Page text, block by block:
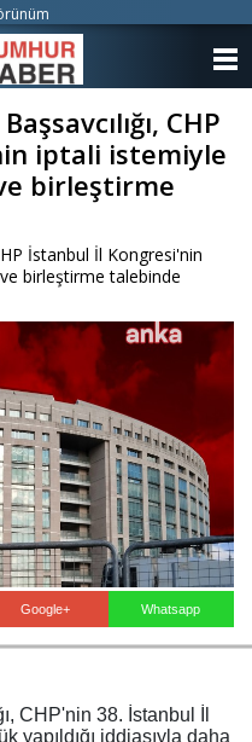
CHP
iptali istemiyle
birleştirme
İstanbul İl Kongresi'nin
birleştirme talebinde
Google+ Whatsapp
CHP'nin 38. İstanbul İl
yapıldığı iddiasıyla daha
KATEGORİLER
VİDEO GALERİ
KÜNYE
İLETİŞİM
Haberin Doğru Adresi.